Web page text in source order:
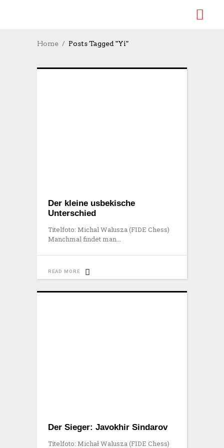
Home Posts Tagged "Yi"
Der kleine usbekische
Unterschied
Titelfoto: Michal Walusza (FIDE Chess)
Manchmal findet man
READ MORE
Der Sieger: Javokhir Sindarov
Titelfoto: Michał Walusza (FIDE Chess)